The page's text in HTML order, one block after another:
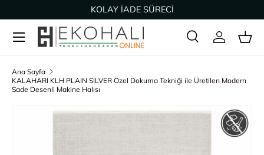
İçeriğe geç
KOLAY İADE SÜRECİ
Arama
Ürün türü
Ara Giriş Yap
Ana Sayfa
KALAHARI KLH PLAIN SILVER Özel Dokuma Tekniği ile Üretilen Modern
Sade Desenli Makine Halısı